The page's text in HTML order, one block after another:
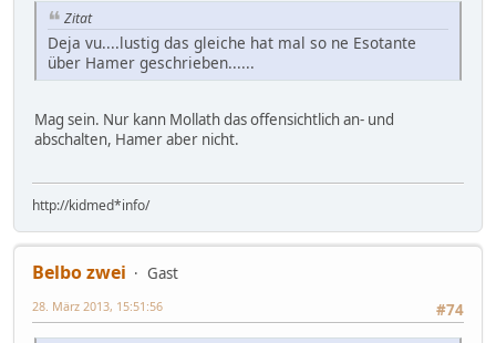
Zitat
Deja vu....lustig das gleiche hat mal so ne Esotante
über Hamer geschrieben......
Mag sein. Nur kann Mollath das offensichtlich an- und
abschalten, Hamer aber nicht.
http://kidmed*info/
Belbo zwei
Gast
#74
28. März 2013, 15:51:56